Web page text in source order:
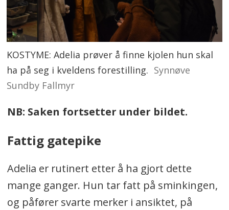
KOSTYME: Adelia prøver å finne kjolen hun skal
ha på seg i kveldens forestilling. Synnøve
Sundby Fallmyr
NB: Saken fortsetter under bildet.
Fattig gatepike
Adelia er rutinert etter å ha gjort dette
mange ganger. Hun tar fatt på sminkingen,
og påfører svarte merker i ansiktet, på